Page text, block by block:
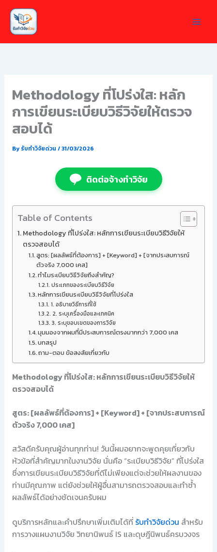
Skip
content
Methodology ที่โปร่งใส: หลัก
การเขียนระเบียบวิธีวิจัยให้ตรวจ
สอบได้
Byรับทำวิจัยด่วน /31/03/2026
ติดต่อจ้างทำวิจัย
Table of Contents
Methodology ที่โปร่งใส: หลักการเขียนระเบียบวิธีวิจัยให้
ตรวจสอบได้
สูตร: [ผลลัพธ์ที่ต้องการ] + [Keyword] + [จากประสบการณ์
ตัวจริง 7,000 เคส]
ทำไมระเบียบวิธีวิจัยถึงสำคัญ?
ประเภทของระเบียบวิธีวิจัย
หลักการเขียนระเบียบวิธีวิจัยที่โปร่งใส
1. อธิบายวิธีการที่ใช้
2. ระบุเครื่องมือและเทคนิค
3. ระบุขอบเขตของการวิจัย
มุมมองจากผมที่มีประสบการณ์ตรงมากกว่า 7,000 เคส
บทสรุป
ถาม-ตอบ ข้อสงสัยเกี่ยวกับ
Methodology ที่โปร่งใส: หลักการเขียนระเบียบวิธีวิจัยให้
ตรวจสอบได้
สูตร: [ผลลัพธ์ที่ต้องการ] + [Keyword] + [จากประสบการณ์
ตัวจริง 7,000 เคส]
สวัสดีครับคุณผู้อ่านทุกท่าน! วันนี้ผมอยากจะพูดคุยเกี่ยวกับ
หัวข้อที่สำคัญมากในงานวิจัย นั่นคือ “ระเบียบวิธีวิจัย” ที่โปร่งใส
ซึ่งการเขียนระเบียบวิธีวิจัยที่ดีไม่เพียงแต่จะช่วยให้ผลงานของ
ท่านมีคุณภาพ แต่ยังช่วยให้ผู้อื่นสามารถตรวจสอบและทำซ้ำ
ผลลัพธ์ได้อย่างชัดเจนครับผม
ดูบริการหลักและคำปรึกษาเพิ่มเติมได้ที่ รับทำวิจัยด่วน สำหรับ
การวางแผนงานวิจัย วิทยานิพนธ์ IS และดุษฎีนิพนธ์ครบวงจร